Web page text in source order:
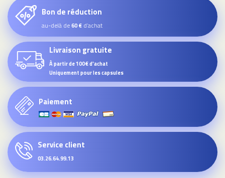
Bon de réduction
au-delà de60 € d’achat
Livraison gratuite
À partir de 100€ d'achat
Uniquement pour les capsules
Paiement
Service client
03.26.64.99.13